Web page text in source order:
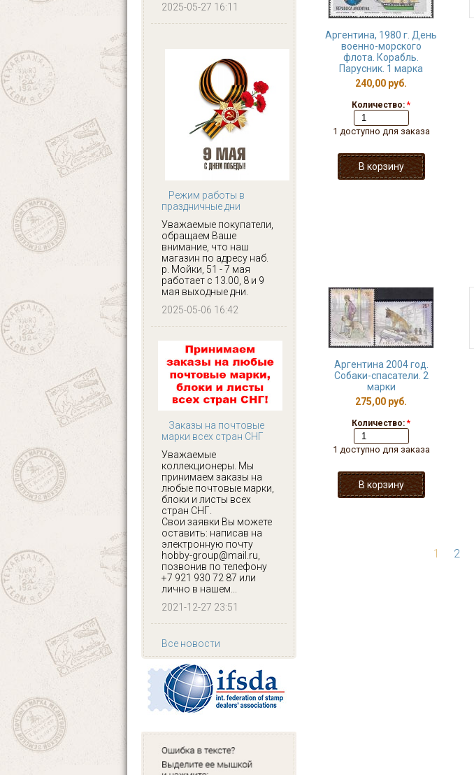
2025-05-27 16:11
Режим работы в
праздничные дни
Уважаемые покупатели,
обращаем Ваше
внимание, что наш
магазин по адресу наб.
р. Мойки, 51 - 7 мая
работает с 13.00, 8 и 9
мая выходные дни.
2025-05-06 16:42
Заказы на почтовые
марки всех стран СНГ
Уважаемые
коллекционеры. Мы
принимаем заказы на
любые почтовые марки,
блоки и листы всех
стран СНГ.
Свои заявки Вы можете
оставить: написав на
электронную почту
hobby-group@mail.ru,
позвонив по телефону
+7 921 930 72 87 или
лично в нашем...
2021-12-27 23:51
Все новости
Аргентина, 1980 г. День
военно-морского
флота. Корабль.
Парусник. 1 марка
240,00 руб.
Количество: *
1 доступно для заказа
Аргентина 2004 год.
Собаки-спасатели. 2
марки
275,00 руб.
Количество: *
1 доступно для заказа
1 2